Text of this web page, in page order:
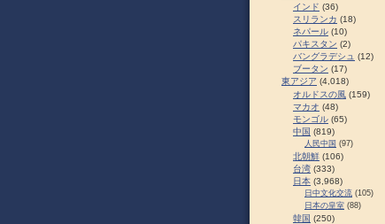
インド (36)
スリランカ (18)
ネパール (10)
パキスタン (2)
バングラデシュ (12)
ブータン (17)
東アジア (4,018)
オルドスの風 (159)
マカオ (48)
モンゴル (65)
中国 (819)
人民中国 (97)
北朝鮮 (106)
台湾 (333)
日本 (3,968)
日中文化交流 (105)
日本の皇室 (88)
韓国 (250)